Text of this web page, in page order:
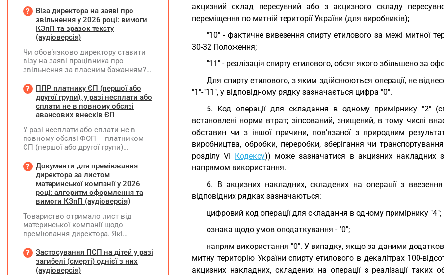
акцизний склад пересувний або з акцизного складу
переміщення по митній території України (для виробників);
"10" - фактичне вивезення спирту етилового за межі митної
30-32 Положення;
"11" - реалізація спирту етилового, обсяг якого збільшено
Для спирту етилового, з яким здійснюються операції, не
"1"-"11", у відповідному рядку зазначається цифра "0".
5. Код операції для складання в одному примірнику "2"
встановлені норми втрат; зіпсований, знищений, в тому числі
обставин чи з іншої причини, пов’язаної з природним
виробництва, обробки, переробки, зберігання чи
розділу VI Кодексу)) може зазначатися в акцизних накладних
напрямом використання.
6. В акцизних накладних, складених на операції з
відповідних рядках зазначаються:
цифровий код операції для складання в одному примірнику "4";
ознака щодо умов оподаткування - "0";
напрям використання "0". У випадку, якщо за даними
митну територію України спирту етилового в декалітрах 100-
акцизних накладних, складених на операції з реалізації таких
Віза директора на заяві про
звільнення у 2026 році: вимоги
КЗпП та зразок тексту
(аудіоверсія)
Чи обов’язково директору ставити
візу на заяві працівника про
звільнення за власним бажанням?
згідно з нормами КЗпП?
ППР платнику ЄП (першої або
другої групи), у разі несплати або
сплати не в повному обсязі
авансових внесків ЄП
У разі несплати або сплати не в
повному обсязі ФОП – платником
ЄП (першої або другої групи)
за результатами акта перевірки
щодо таких виявлених порушень
визначається сума штрафу та
складається ППР за формою «Ш»
Документи для преміювання
директора за листом
материнської компанії у 2026
році: алгоритм оформлення та
вимоги КЗпП (аудіоверсія)
Товариство отримало лист від
материнської компанії щодо
преміювання директора. Які
належного оформлення такої
премії?
Застосування ПСП на дітей у разі
загибелі (смерті) однієї з них
(аудіоверсія)